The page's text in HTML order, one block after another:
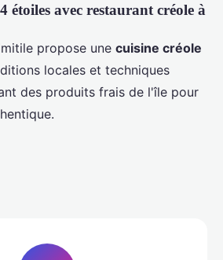
étoiles avec restaurant créole à
propose une cuisine créole
locales et techniques
des produits frais de l'île pour